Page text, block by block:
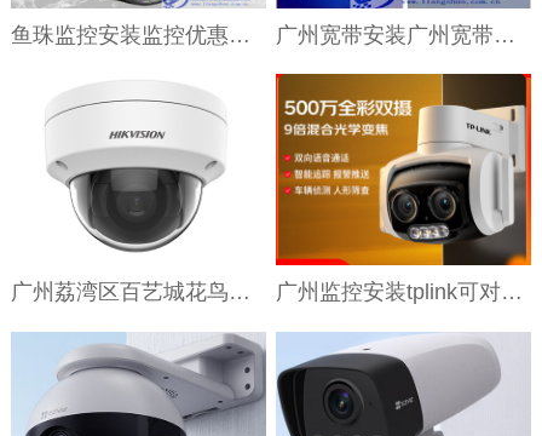
鱼珠监控安装监控优惠安装三溪监控安装公司监控安装 广州宽带安装广州宽带报装广州宽带受理广州企业宽带
广州荔湾区百艺城花鸟鱼虫新世界雀鸟馆全景摄像头 广州监控安装tplink可对话网络远程高清摄像头